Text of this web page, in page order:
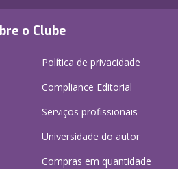
o Clube
Política de privacidade
Compliance Editorial
Serviços profissionais
Universidade do autor
Compras em quantidade